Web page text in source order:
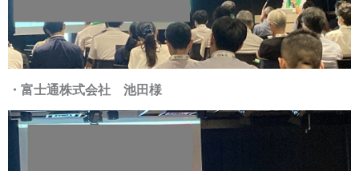
・富士通株式会社 池田様